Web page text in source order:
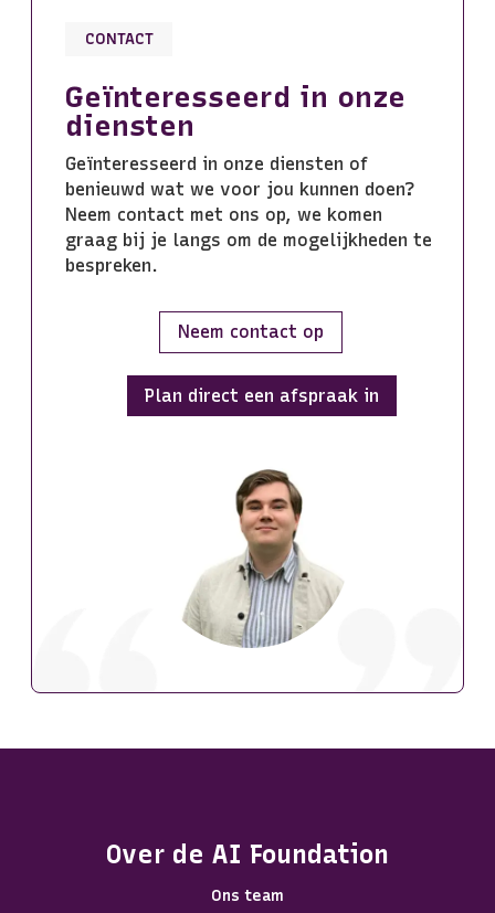
CONTACT
Geïnteresseerd in onze
diensten
Geïnteresseerd in onze diensten of
benieuwd wat we voor jou kunnen doen?
Neem contact met ons op, we komen
graag bij je langs om de mogelijkheden te
bespreken.
Neem contact op
Plan direct een afspraak in
Over de AI Foundation
Ons team